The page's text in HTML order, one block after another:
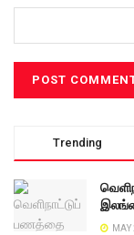
Trending